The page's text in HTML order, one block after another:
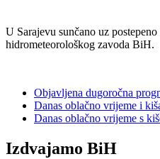
U Sarajevu sunčano uz
hidrometeorološkog zavoda BiH.
Objavljena dugoročna
Danas oblačno vrijeme i
Danas oblačno vrijeme s
Izdvajamo BiH